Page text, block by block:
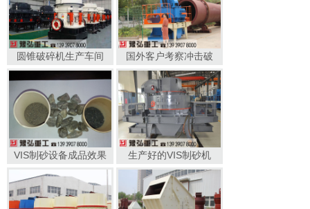
圆锥破碎机生产车间 国外客户考察冲击破
VIS制砂设备成品效果 生产好的VIS制砂机